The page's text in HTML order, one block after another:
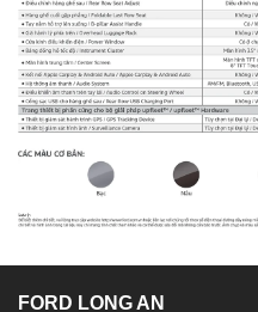
FORD LONG AN